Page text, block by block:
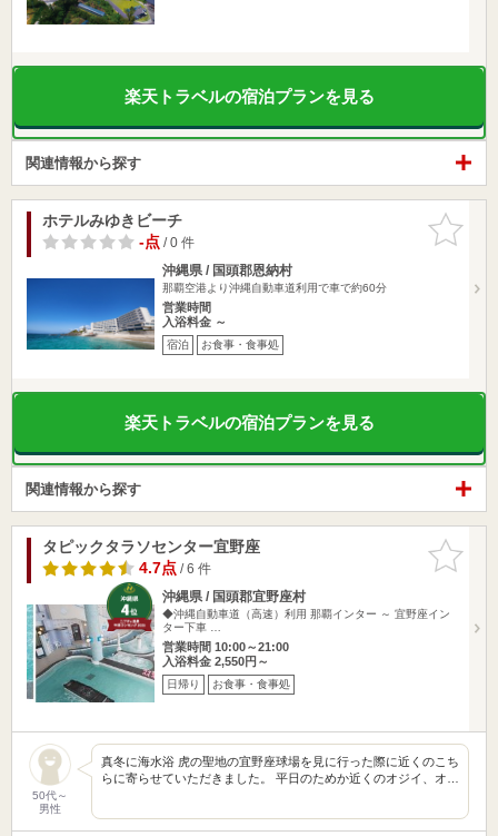
楽天トラベルの宿泊プランを見る
関連情報から探す
お気に入
りに追加
ホテルみゆきビーチ
-点/ 0 件
沖縄県 / 国頭郡恩納村
那覇空港より沖縄自動車道利用で車で約60分
営業時間
入浴料金 ～
宿泊 お食事・食事処
楽天トラベルの宿泊プランを見る
関連情報から探す
お気に入
りに追加
タピックタラソセンター宜野座
4.7点/ 6 件
沖縄県 / 国頭郡宜野座村
◆沖縄自動車道（高速）利用 那覇インター ～ 宜野座イン
ター下車 …
営業時間 10:00～21:00
入浴料金 2,550円～
日帰り お食事・食事処
50代～
男性
真冬に海水浴 虎の聖地の宜野座球場を見に行った際に近くのこち
らに寄らせていただきました。 平日のためか近くのオジイ、オ…